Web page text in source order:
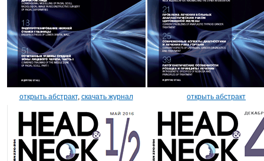
открыть абстракт, скачать журнал открыть абстракт